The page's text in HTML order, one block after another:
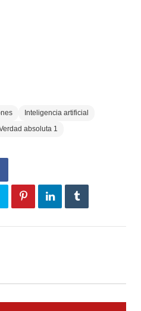
Inteligencia artificial
absoluta 1